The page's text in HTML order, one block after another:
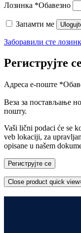
Лозинка *Обавезно
Запамти ме
Заборавили сте
Региструјте се
Адреса е-поште *
Веза за постављање
пошту.
Vaši lični podaci će se
veb lokaciji, za
opisane u našem
Региструјте се
Close product quick view